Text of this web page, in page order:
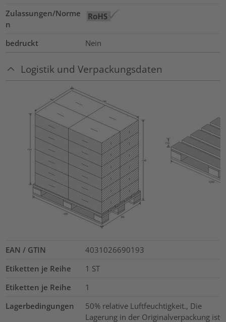
Zulassungen/Norme
n
bedruckt
Nein
Logistik und Verpackungsdaten
EAN / GTIN
4031026690193
Etiketten je Reihe
1 ST
Etiketten je Reihe
1
Lagerbedingungen
50% relative Luftfeuchtigkeit., Die
Lagerung in der Originalverpackung ist